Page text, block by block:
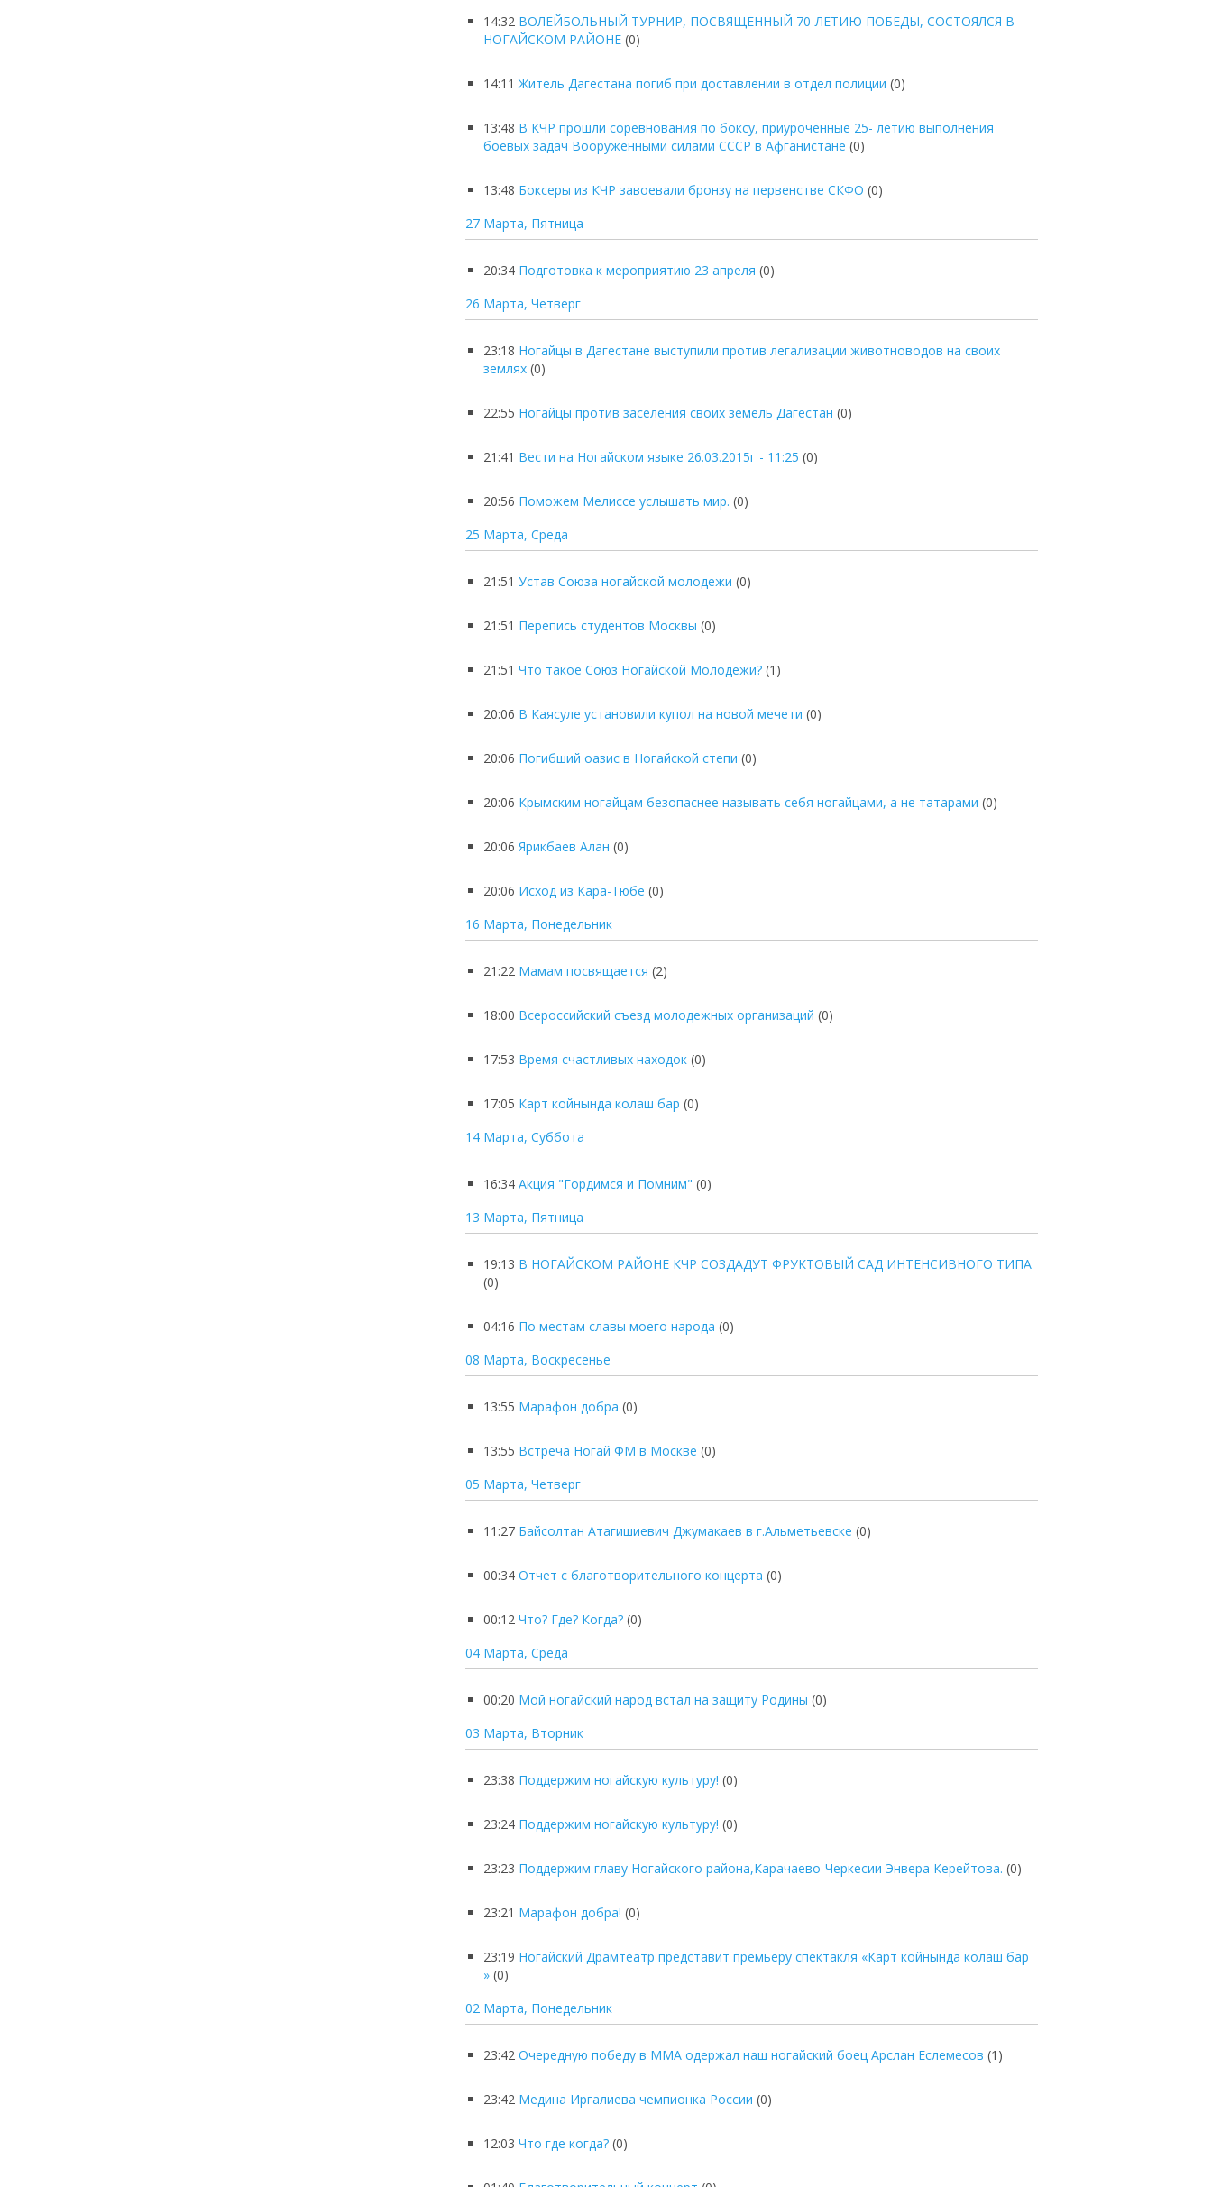
14:32 ВОЛЕЙБОЛЬНЫЙ ТУРНИР, ПОСВЯЩЕННЫЙ 70-ЛЕТИЮ ПОБЕДЫ, СОСТОЯЛСЯ В
НОГАЙСКОМ РАЙОНЕ (0)
14:11 Житель Дагестана погиб при доставлении в отдел полиции (0)
13:48 В КЧР прошли соревнования по боксу, приуроченные 25- летию выполнения
боевых задач Вооруженными силами СССР в Афганистане (0)
13:48 Боксеры из КЧР завоевали бронзу на первенстве СКФО (0)
27 Марта, Пятница
20:34 Подготовка к мероприятию 23 апреля (0)
26 Марта, Четверг
23:18 Ногайцы в Дагестане выступили против легализации животноводов на своих
землях (0)
22:55 Ногайцы против заселения своих земель Дагестан (0)
21:41 Вести на Ногайском языке 26.03.2015г - 11:25 (0)
20:56 Поможем Мелиссе услышать мир. (0)
25 Марта, Среда
21:51 Устав Союза ногайской молодежи (0)
21:51 Перепись студентов Москвы (0)
21:51 Что такое Союз Ногайской Молодежи? (1)
20:06 В Каясуле установили купол на новой мечети (0)
20:06 Погибший оазис в Ногайской степи (0)
20:06 Крымским ногайцам безопаснее называть себя ногайцами, а не татарами (0)
20:06 Ярикбаев Алан (0)
20:06 Исход из Кара-Тюбе (0)
16 Марта, Понедельник
21:22 Мамам посвящается (2)
18:00 Всероссийский съезд молодежных организаций (0)
17:53 Время счастливых находок (0)
17:05 Карт койнында колаш бар (0)
14 Марта, Суббота
16:34 Акция "Гордимся и Помним" (0)
13 Марта, Пятница
19:13 В НОГАЙСКОМ РАЙОНЕ КЧР СОЗДАДУТ ФРУКТОВЫЙ САД ИНТЕНСИВНОГО ТИПА
(0)
04:16 По местам славы моего народа (0)
08 Марта, Воскресенье
13:55 Марафон добра (0)
13:55 Встреча Ногай ФМ в Москве (0)
05 Марта, Четверг
11:27 Байсолтан Атагишиевич Джумакаев в г.Альметьевске (0)
00:34 Отчет с благотворительного концерта (0)
00:12 Что? Где? Когда? (0)
04 Марта, Среда
00:20 Мой ногайский народ встал на защиту Родины (0)
03 Марта, Вторник
23:38 Поддержим ногайскую культуру! (0)
23:24 Поддержим ногайскую культуру! (0)
23:23 Поддержим главу Ногайского района,Карачаево-Черкесии Энвера Керейтова. (0)
23:21 Марафон добра! (0)
23:19 Ногайский Драмтеатр представит премьеру спектакля «Карт койнында колаш бар
» (0)
02 Марта, Понедельник
23:42 Очередную победу в ММА одержал наш ногайский боец Арслан Еслемесов (1)
23:42 Медина Иргалиева чемпионка России (0)
12:03 Что где когда? (0)